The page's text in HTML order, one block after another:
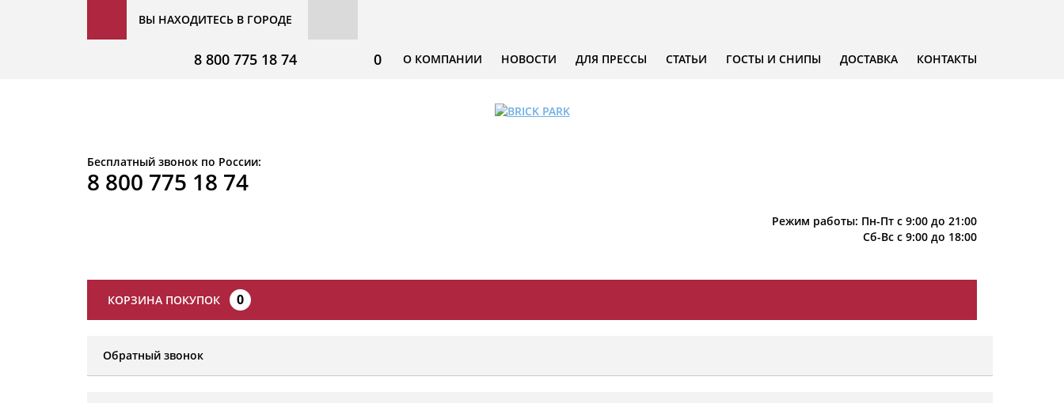
ВЫ НАХОДИТЕСЬ В ГОРОДЕ
О КОМПАНИИ НОВОСТИ ДЛЯ ПРЕССЫ СТАТЬИ ГОСТЫ И СНИПЫ ДОСТАВКА КОНТАКТЫ
0
8 800 775 18 74
Бесплатный звонок по России:
8 800 775 18 74
Режим работы: Пн-Пт с 9:00 до 21:00
Сб-Вс с 9:00 до 18:00
КОРЗИНА ПОКУПОК 0
Обратный звонок